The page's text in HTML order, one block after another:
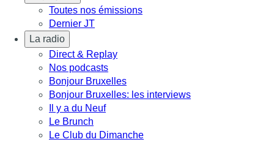
Toutes nos émissions
Dernier JT
La radio
Direct & Replay
Nos podcasts
Bonjour Bruxelles
Bonjour Bruxelles: les interviews
Il y a du Neuf
Le Brunch
Le Club du Dimanche